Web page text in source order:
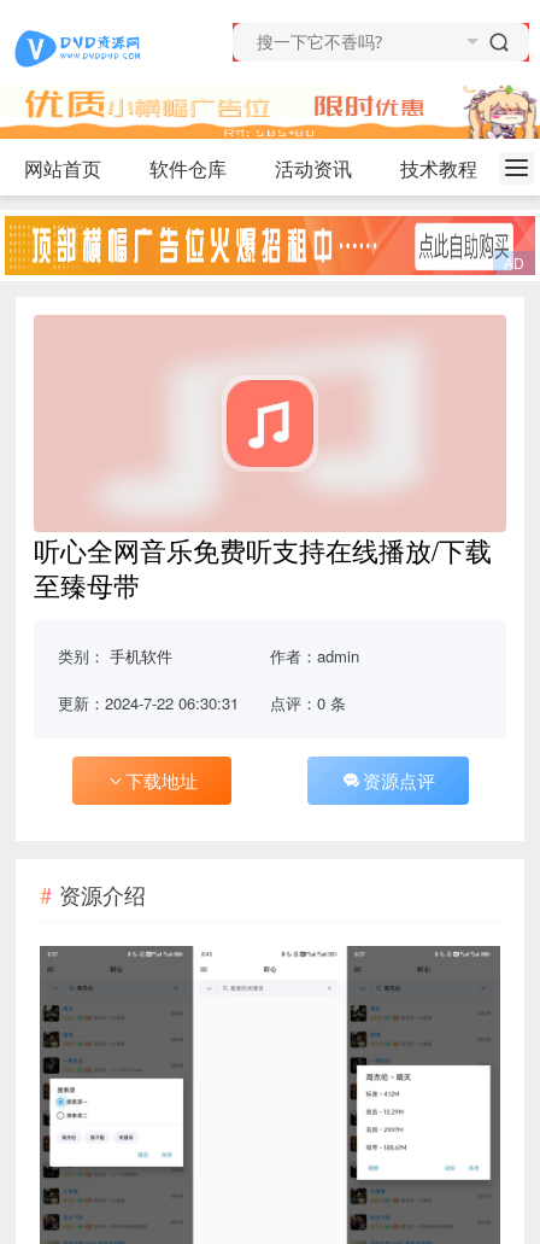
网站首页 软件仓库 活动资讯 技术教程
听心全网音乐免费听支持在线播放/下载
至臻母带
类别：手机软件 作者：admin
更新：2024-7-22 06:30:31 点评：0 条
下载地址 资源点评
资源介绍